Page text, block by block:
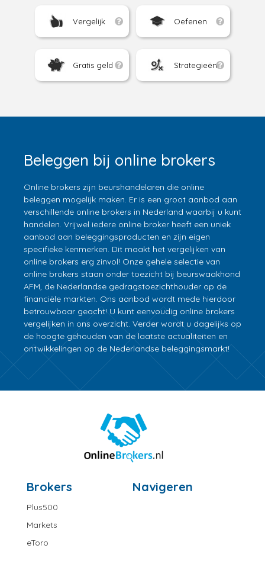
Vergelijk Oefenen
Gratis geld Strategieën
Beleggen bij online brokers
Online brokers zijn beurshandelaren die online
beleggen mogelijk maken. Er is een groot aanbod aan
verschillende online brokers in Nederland waarbij u kunt
handelen. Vrijwel iedere online broker heeft een uniek
aanbod aan beleggingsproducten en zijn eigen
specifieke kenmerken. Dit maakt het vergelijken van
online brokers erg zinvol! Onze gehele selectie van
online brokers staan onder toezicht bij beurswaakhond
AFM, de Nederlandse gedragstoezichthouder op de
financiële markten. Ons aanbod wordt mede hierdoor
betrouwbaar geacht! U kunt eenvoudig online brokers
vergelijken in ons overzicht. Verder wordt u dagelijks op
de hoogte gehouden van de laatste actualiteiten en
ontwikkelingen op de Nederlandse beleggingsmarkt!
Brokers
Plus500
Markets
eToro
Navigeren